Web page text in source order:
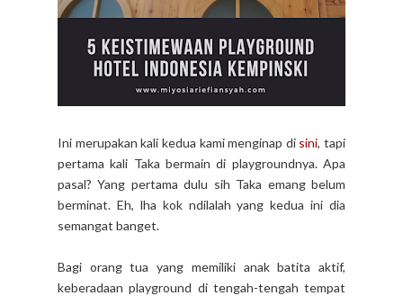
Ini merupakan kali kedua kami menginap di sini, tapi
pertama kali Taka bermain di playgroundnya. Apa
pasal? Yang pertama dulu sih Taka emang belum
berminat. Eh, lha kok ndilalah yang kedua ini dia
semangat banget.
Bagi orang tua yang memiliki anak batita aktif,
keberadaan playground di tengah-tengah tempat